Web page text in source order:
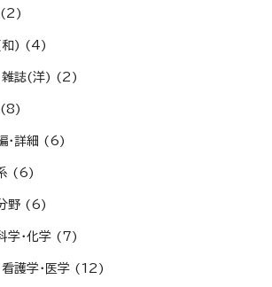
(2)
和) (4)
雑誌(洋) (2)
(8)
・詳細 (6)
(6)
野 (6)
学・化学 (7)
看護学・医学 (12)